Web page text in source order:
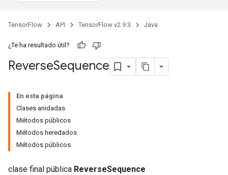
TensorFlow API TensorFlow v2.9.3 Java
¿Te ha resultado útil?
ReverseSequence
En esta página
Clases anidadas
Métodos públicos
Métodos heredados
Métodos públicos
clase final pública ReverseSequence